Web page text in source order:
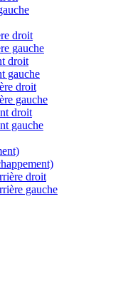
droit
gauche
droit
gauche
droit
gauche
droit
gauche
droit
gauche